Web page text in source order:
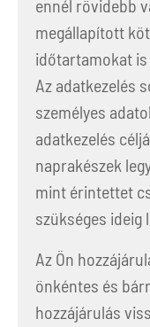
ennél rövidebb
megállapított
időtartamokat
Az adatkezelés
személyes
adatkezelés
naprakészek
mint érintettet
szükséges ideig
Az Ön
önkéntes és
hozzájárulás